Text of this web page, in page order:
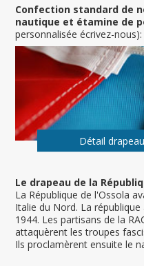
Le drapeau de la
La République de l'Ossola
Italie du Nord. La
1944. Les partisans de la
attaquèrent les troupes
Ils proclamèrent ensuite le
Confection standard de
nautique et étamine de
personnalisée écrivez-nous):
Détail drapeau